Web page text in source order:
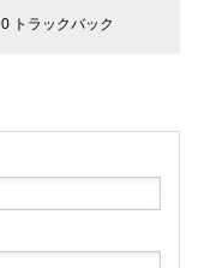
0 トラックバック